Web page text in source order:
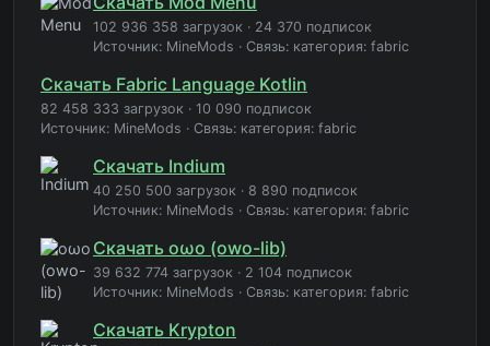
102 936 358 загрузок · 24 370 подписок
Источник: MineMods · Связь: категория: fabric
Скачать Fabric Language Kotlin
82 458 333 загрузок · 10 090 подписок
Источник: MineMods · Связь: категория: fabric
Скачать Indium
40 250 500 загрузок · 8 890 подписок
Источник: MineMods · Связь: категория: fabric
Скачать oωo (owo-lib)
39 632 774 загрузок · 2 104 подписок
Источник: MineMods · Связь: категория: fabric
Скачать Krypton